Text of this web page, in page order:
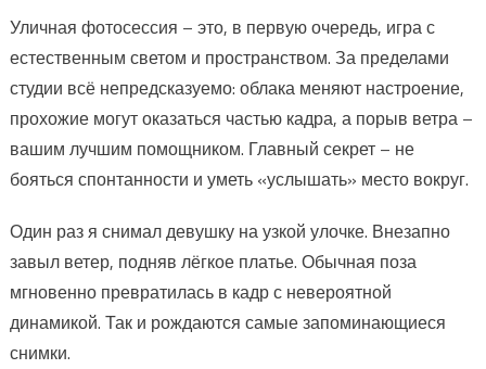
Уличная фотосессия – это, в первую очередь, игра с
естественным светом и пространством. За пределами
студии всё непредсказуемо: облака меняют настроение,
прохожие могут оказаться частью кадра, а порыв ветра –
вашим лучшим помощником. Главный секрет – не
бояться спонтанности и уметь «услышать» место вокруг.
Один раз я снимал девушку на узкой улочке. Внезапно
завыл ветер, подняв лёгкое платье. Обычная поза
мгновенно превратилась в кадр с невероятной
динамикой. Так и рождаются самые запоминающиеся
снимки.